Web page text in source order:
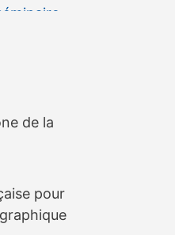
septembre à
du séminaire
septembre à
de la
pour